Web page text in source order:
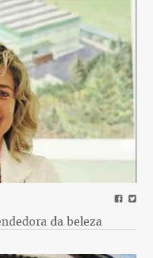
da beleza